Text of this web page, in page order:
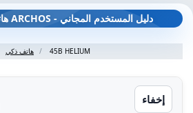
45B HELIUM - هاتف ذكي ARCHOS - دليل المستخدم المجاني
هاتف ذكي 45B HELIUM
إخفاء